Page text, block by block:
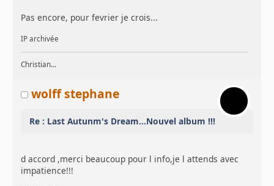
Pas encore, pour fevrier je crois...
IP archivée
Christian...
wolff stephane
Re : Last Autunm's Dream...Nouvel album !!!
d accord ,merci beaucoup pour l info,je l attends avec
impatience!!!